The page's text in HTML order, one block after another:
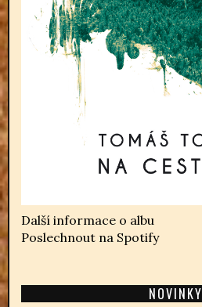
Další informace o albu
Poslechnout na Spotify
NOVINKY